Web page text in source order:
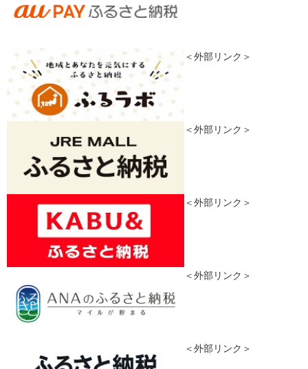
＜外部リンク＞
＜外部リンク＞
＜外部リンク＞
＜外部リンク＞
＜外部リンク＞